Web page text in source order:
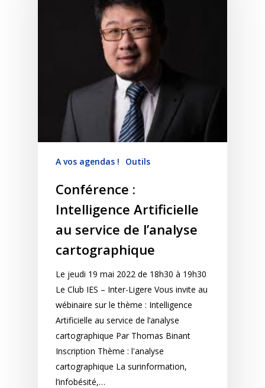
A vos agendas ! Outils
Conférence :
Intelligence Artificielle
au service de l’analyse
cartographique
Le jeudi 19 mai 2022 de 18h30 à 19h30
Le Club IES – Inter-Ligere Vous invite au
wébinaire sur le thème : Intelligence
Artificielle au service de l’analyse
cartographique Par Thomas Binant
Inscription Thème : l'analyse
cartographique La surinformation,
l’infobésité,…